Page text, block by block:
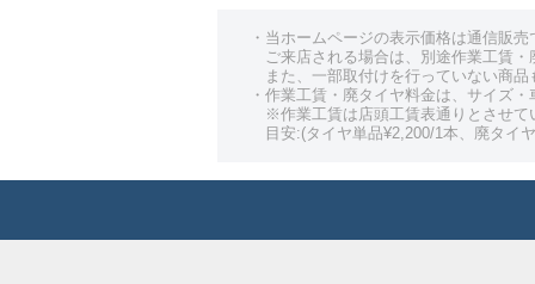
・当ホームページの表示価格は通信販
ご来店される場合は、別途作業工賃
また、一部取付けを行っていない商
・作業工賃・廃タイヤ料金は、サイズ
※作業工賃は店頭工賃表通りとさせて
目安:(タイヤ単品¥2,200/1本、廃タイ